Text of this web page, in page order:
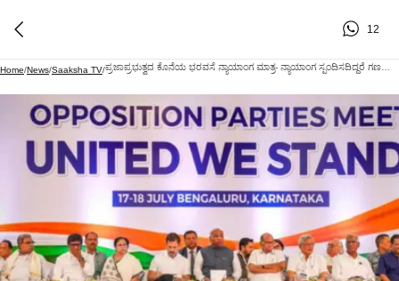
12
Home/News/Saaksha TV/